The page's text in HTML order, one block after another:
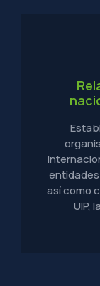
entidades
así como
UIP,